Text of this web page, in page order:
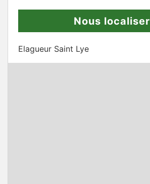
Nous localiser
Elagueur Saint Lye